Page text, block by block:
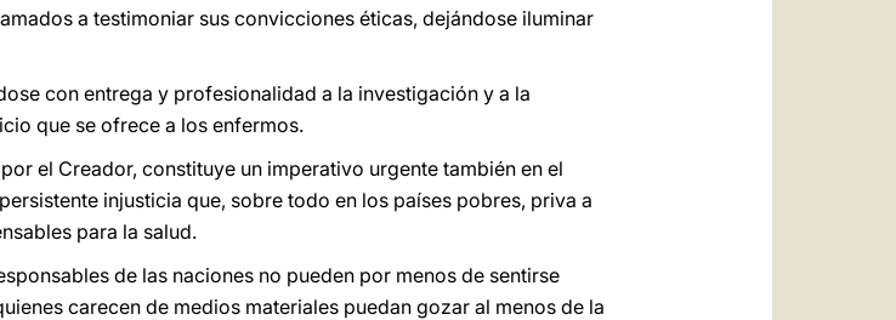
a testimoniar sus convicciones éticas, dejándose iluminar
con entrega y profesionalidad a la investigación y a la
que se ofrece a los enfermos.
el Creador, constituye un imperativo urgente también en el
injusticia que, sobre todo en los países pobres, priva a
para la salud.
de las naciones no pueden por menos de sentirse
carecen de medios materiales puedan gozar al menos de la